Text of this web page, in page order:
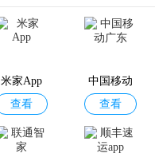
米家App
查看
中国移动
广东
查看